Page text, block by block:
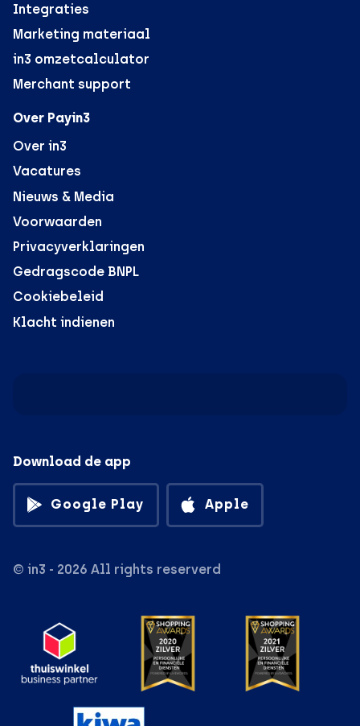
Integraties
Marketing materiaal
in3 omzetcalculator
Merchant support
Over Payin3
Over in3
Vacatures
Nieuws & Media
Voorwaarden
Privacyverklaringen
Gedragscode BNPL
Cookiebeleid
Klacht indienen
Download de app
Google Play Apple
© in3 - 2026 All rights reserverd